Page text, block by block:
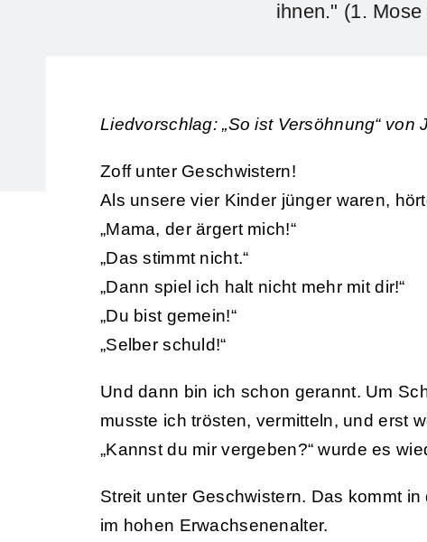
ihnen." (1. Mose
Liedvorschlag: „So ist Versöhnung“ von
Zoff unter Geschwistern!
Als unsere vier Kinder jünger waren,
„Mama, der ärgert mich!“
„Das stimmt nicht.“
„Dann spiel ich halt nicht mehr mit dir!“
„Du bist gemein!“
„Selber schuld!“
Und dann bin ich schon gerannt. Um
musste ich trösten, vermitteln, und erst
„Kannst du mir vergeben?“ wurde es
Streit unter Geschwistern. Das kommt
im hohen Erwachsenenalter.